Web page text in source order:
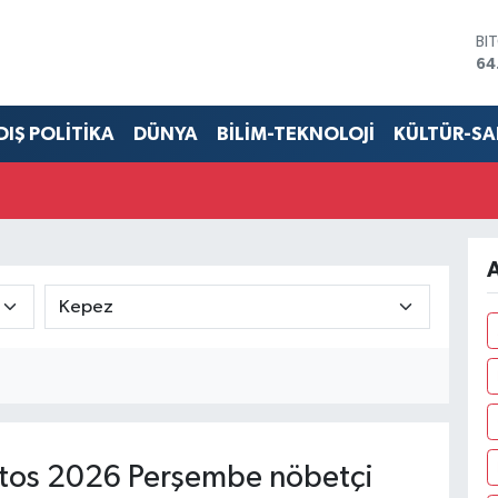
DIŞ POLİTİKA DÜNYA BİLİM-TEKNOLOJİ KÜLTÜR-
2026 Perşembe nöbetçi